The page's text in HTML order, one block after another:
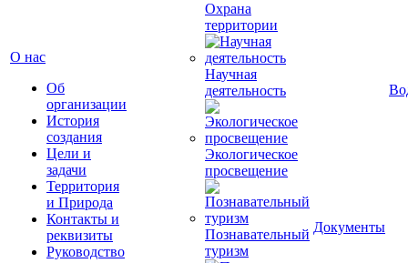
О нас
Об
организации
История
создания
Цели и
задачи
Территория
и Природа
Контакты и
реквизиты
Руководство
Охрана
территории
Научная
деятельность
Экологическое
просвещение
Познавательный
туризм
Документы